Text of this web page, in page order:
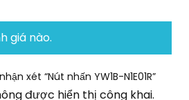
giá nào.
xét “Nút nhấn YW1B-N1E01R”
được hiển thị công khai.